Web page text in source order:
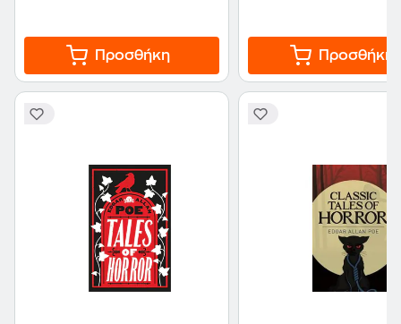
Προσθήκη Προσθήκη